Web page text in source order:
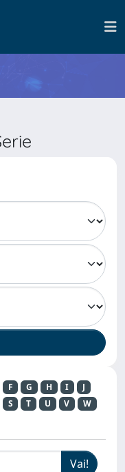
F G H I
J
S T U V
W